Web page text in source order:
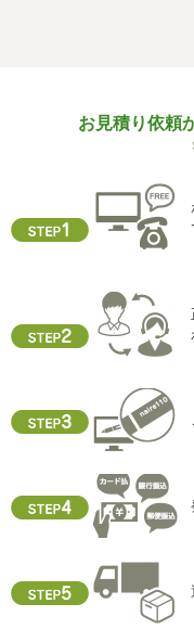
ご本人からの求めに
に関する開示、利用
供記録の開示(以下
開示等に応ずる窓口
関する苦情、相談等
クッキーやウェブ
易に認識できない方
ません。
i) 個人情報保護方針
当社ホームページの
お見積り依頼